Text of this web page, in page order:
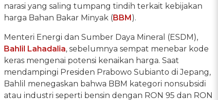
narasi yang saling tumpang tindih terkait kebijakan
harga Bahan Bakar Minyak (BBM ).
Menteri Energi dan Sumber Daya Mineral (ESDM),
Bahlil Lahadalia, sebelumnya sempat menebar kode
keras mengenai potensi kenaikan harga. Saat
mendampingi Presiden Prabowo Subianto di Jepang,
Bahlil menegaskan bahwa BBM kategori nonsubsidi
atau industri seperti bensin dengan RON 95 dan RON